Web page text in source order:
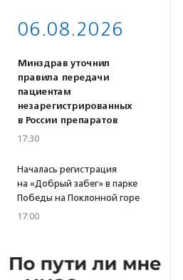
06.08.2026
Минздрав уточнил
правила передачи
пациентам
незарегистрированных
в России препаратов
17:30
Началась регистрация
на «Добрый забег» в парке
Победы на Поклонной горе
17:00